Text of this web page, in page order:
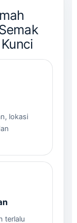
lokasi
terlalu